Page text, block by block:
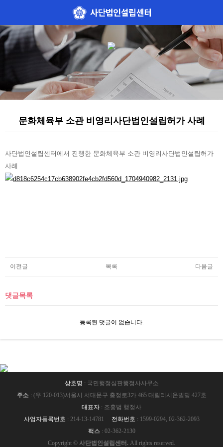
문화체육부 소관 비영리사단법인설립허가 사례
사단법인설립센터에서 진행한 문화체육부 소관 비영리사단법인설립허가
사례
이전글 다음글
목록
댓글목록
등록된 댓글이 없습니다.
상호명 : 국민행정심판행정사사무소
주소 : (우 120-013)서울시 서대문구 충정로3가 465 대림리시온빌딩 427호
대표자 : 조홍범 행정사
사업자등록번호 : 214-13-14781 전화번호 : 1599-0294, 02-362-2093
팩스 : 02-362-2130
Copyright © 사단법인설립센터. All rights reserved.